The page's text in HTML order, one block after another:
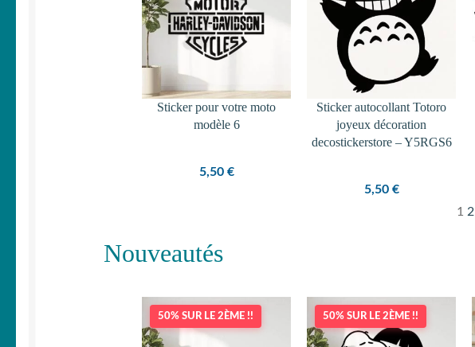
Sticker pour votre moto
modèle 6
5,50 €
Sticker autocollant Totoro
joyeux décoration
decostickerstore – Y5RGS6
5,50 €
1 2
Nouveautés
50% SUR LE 2ÈME !! 50% SUR LE 2ÈME !!